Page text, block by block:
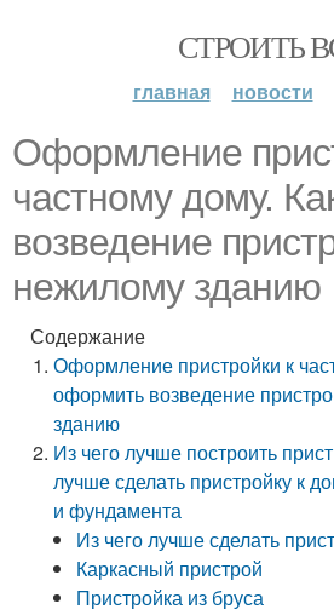
СТРОИТЬ
главная новости
Оформление
частному дому.
возведение
нежилому зданию
Содержание
Оформление пристройки к
оформить возведение
зданию
Из чего лучше построить
лучше сделать пристройку к
и фундамента
Из чего лучше сделать
Каркасный пристрой
Пристройка из бруса